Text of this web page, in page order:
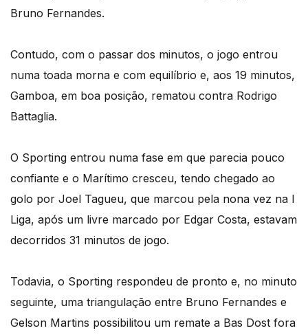
Bruno Fernandes.
Contudo, com o passar dos minutos, o jogo entrou
numa toada morna e com equilíbrio e, aos 19 minutos,
Gamboa, em boa posição, rematou contra Rodrigo
Battaglia.
O Sporting entrou numa fase em que parecia pouco
confiante e o Marítimo cresceu, tendo chegado ao
golo por Joel Tagueu, que marcou pela nona vez na I
Liga, após um livre marcado por Edgar Costa, estavam
decorridos 31 minutos de jogo.
Todavia, o Sporting respondeu de pronto e, no minuto
seguinte, uma triangulação entre Bruno Fernandes e
Gelson Martins possibilitou um remate a Bas Dost fora